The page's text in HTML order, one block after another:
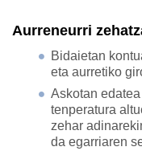
Aurreneurri
Bidaietan
eta aurretiko
Askotan
tenperatura
zehar
da egarriaren